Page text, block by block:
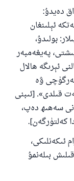
دەيدۇ:
ئېلىنغان
بولىدۇ،
پەيغەمبەر
ئېرىگە ھالال
بەرگۈچى ۋە
قىلدى». [ئىبنى
ئەلبانى سەھىھ دەپ،
كەلتۈرگەن].
ئىكەنلىكى،
بىلەنمۇ